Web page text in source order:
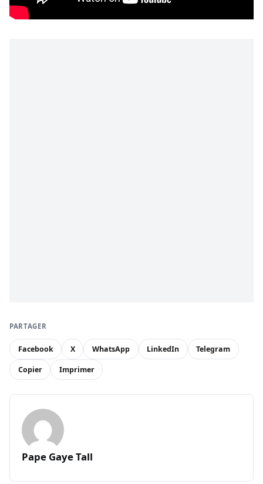
PARTAGER
Facebook X WhatsApp LinkedIn Telegram
Copier Imprimer
Pape Gaye Tall